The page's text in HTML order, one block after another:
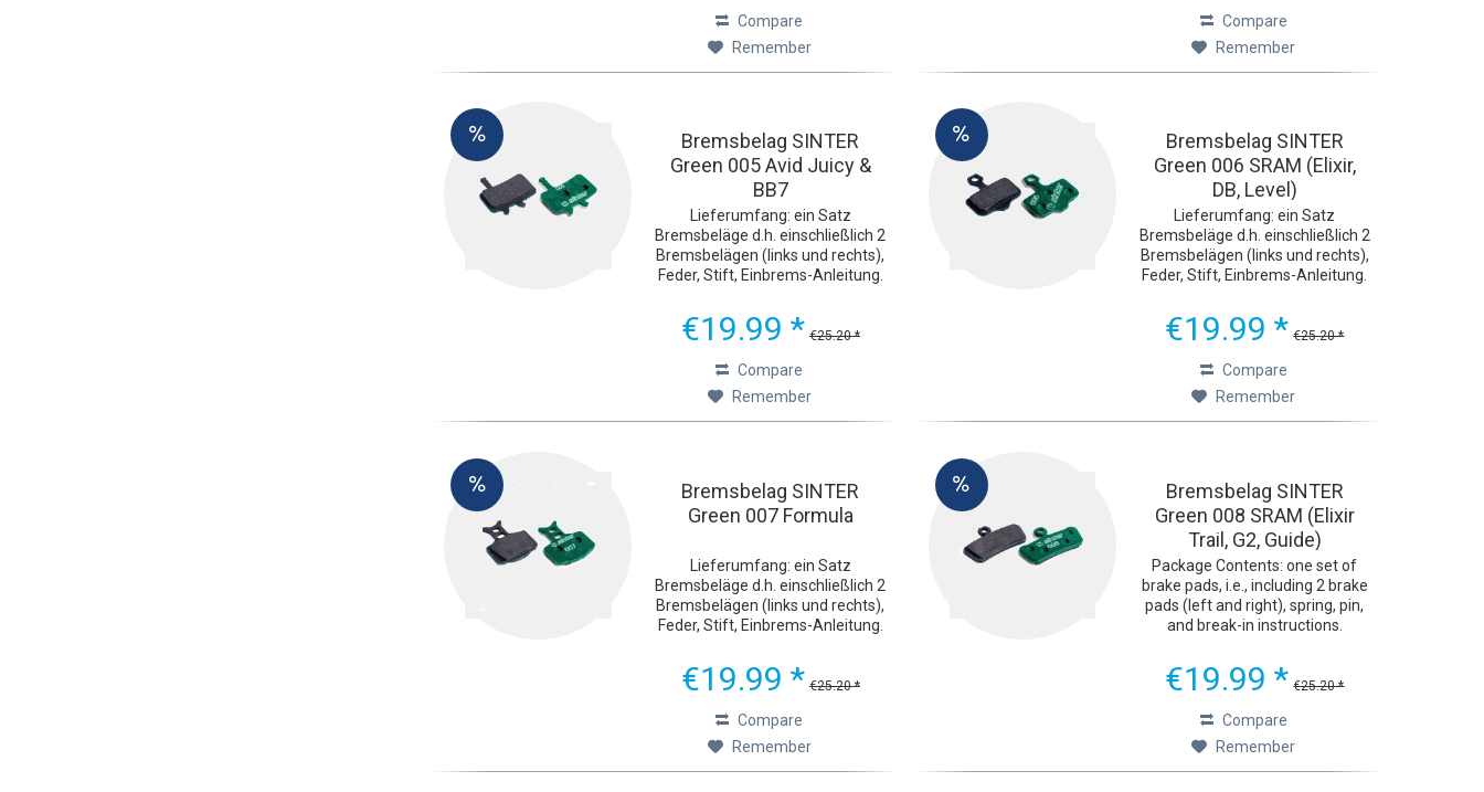
Compare
Remember
Compare
Remember
Bremsbelag SINTER
Green 005 Avid Juicy &
BB7
Lieferumfang: ein Satz
Bremsbeläge d.h. einschließlich 2
Bremsbelägen (links und rechts),
Feder, Stift, Einbrems-Anleitung.
grünen Sinter 2032-
Fahrradbremsbeläge wurden mit
€19.99 * €25.20 *
Compare
Remember
Bremsbelag SINTER
Green 006 SRAM (Elixir,
DB, Level)
Lieferumfang: ein Satz
Bremsbeläge d.h. einschließlich 2
Bremsbelägen (links und rechts),
Feder, Stift, Einbrems-Anleitung.
grünen Sinter 2032-
Fahrradbremsbeläge wurden mit
€19.99 * €25.20 *
Compare
Remember
Bremsbelag SINTER
Green 007 Formula
Lieferumfang: ein Satz
Bremsbeläge d.h. einschließlich 2
Bremsbelägen (links und rechts),
Feder, Stift, Einbrems-Anleitung.
grünen Sinter 2032-
Fahrradbremsbeläge wurden mit
€19.99 * €25.20 *
Compare
Remember
Bremsbelag SINTER
Green 008 SRAM (Elixir
Trail, G2, Guide)
Package Contents: one set of
brake pads, i.e., including 2 brake
pads (left and right), spring, pin,
and break-in instructions.
The green Sinter 2032 bicycle
brake pads were developed with
€19.99 * €25.20 *
Compare
Remember